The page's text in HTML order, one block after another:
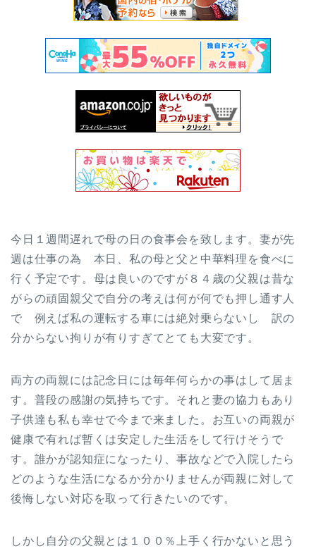
今日１週間遅れで母の日の食事会を致します。妻が先
週は仕事の為 本日、私の母と父と中華料理を食べに
行く予定です。母は良いのですが８４歳の父親は昔な
がらの頑固親父で自分の考えは何が何でも押し通す人
で 例えば私の運転する車には絶対乗らないし 訳の
分からない拘りが有りすぎてとても大変です。
両方の両親には記念日には毎年何らかの事はして居ま
す。普段の感謝の気持ちです。それと妻の協力もあり
子供達も私も幸せで今まで来ました。お互いの両親が
健康で有れば暫くは安定した生活をして行けそうで
す。誰かが認知症になったり、事故などで入院したら
どのような生活になるか分かりませんが両親に対して
後悔しない対応を取って行きたいのです。
しかし自分の父親とは１００％上手く行かないと思う